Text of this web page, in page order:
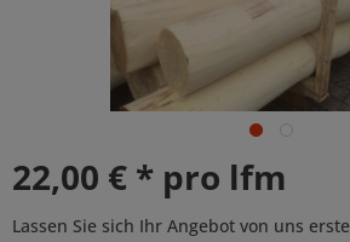
22,00 € * pro lfm
Lassen Sie sich Ihr Angebot von uns